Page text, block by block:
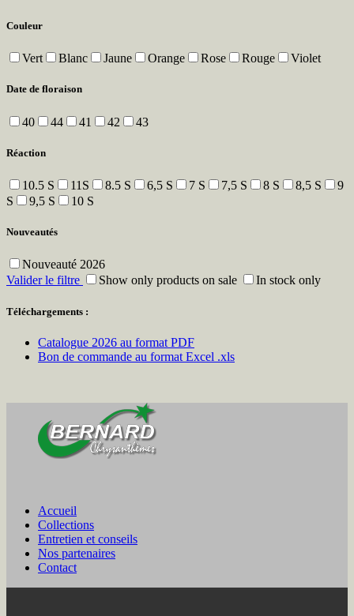
Couleur
Vert Blanc Jaune Orange Rose Rouge Violet
Date de floraison
40 44 41 42 43
Réaction
10.5 S 11S 8.5 S 6,5 S 7 S 7,5 S 8 S 8,5 S
9
S
9,5 S 10 S
Nouveautés
Nouveauté 2026
Valider le filtre
Show only products on sale In stock only
Téléchargements :
Catalogue 2026 au format PDF
Bon de commande au format Excel .xls
Accueil
Collections
Entretien et conseils
Nos partenaires
Contact